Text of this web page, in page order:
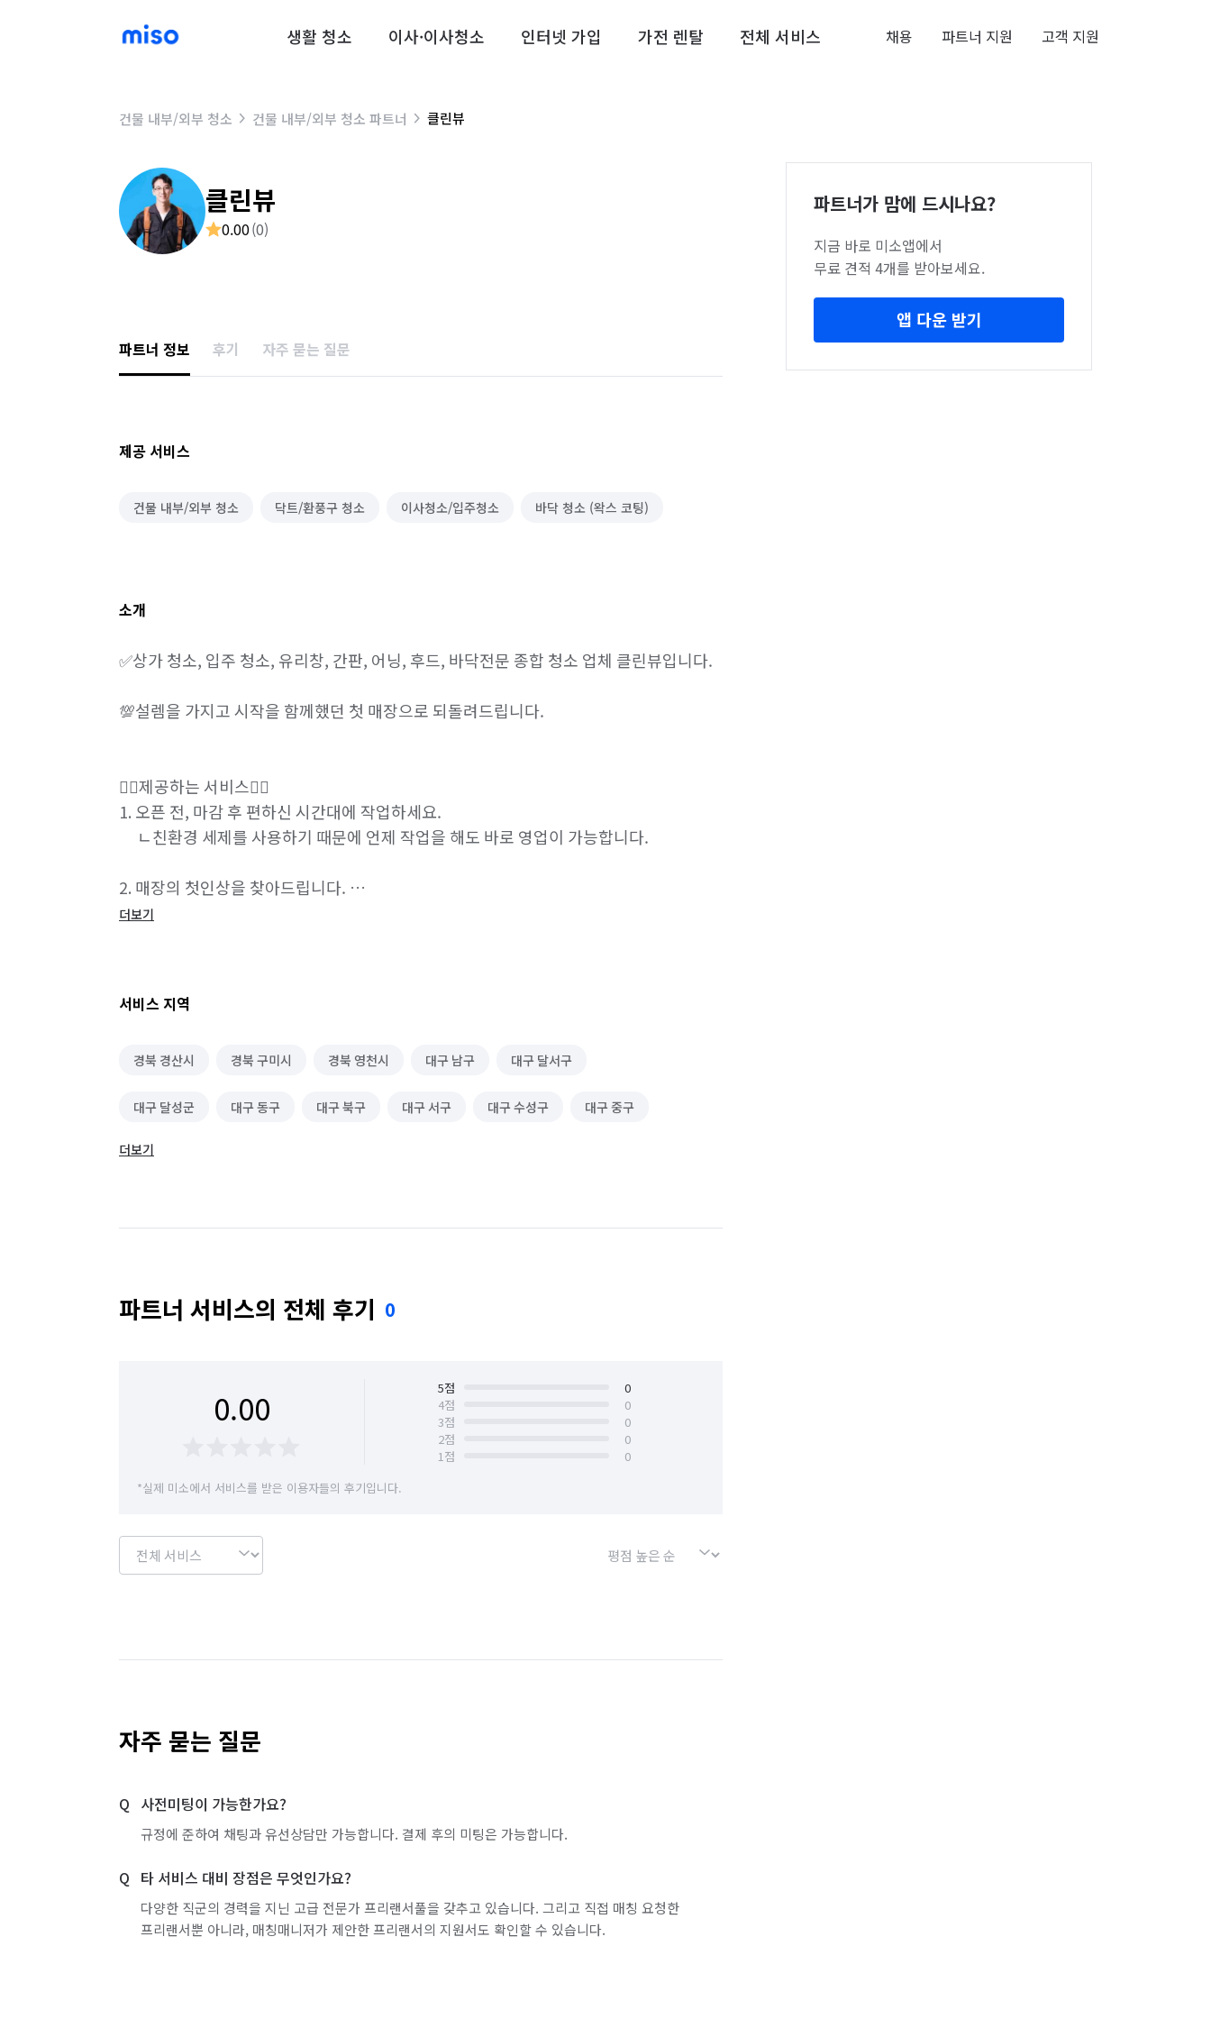
생활 청소 이사·이사청소 인터넷 가입 가전 렌탈 전체 서비스 채용 파트너 지원 고객 지원
건물 내부/외부 청소 건물 내부/외부 청소 파트너 클린뷰
클린뷰
0.00(0)
파트너 정보 후기 자주 묻는 질문
제공 서비스
건물 내부/외부 청소 닥트/환풍구 청소 이사청소/입주청소 바닥 청소 (왁스 코팅)
소개
✅상가 청소, 입주 청소, 유리창, 간판, 어닝, 후드, 바닥전문 종합 청소 업체 클린뷰입니다.
💯설렘을 가지고 시작을 함께했던 첫 매장으로 되돌려드립니다.
❤️‍🔥제공하는 서비스❤️‍🔥
1. 오픈 전, 마감 후 편하신 시간대에 작업하세요.
     ㄴ친환경 세제를 사용하기 때문에 언제 작업을 해도 바로 영업이 가능합니다.
2. 매장의 첫인상을 찾아드립니다.
     ㄴ깔끔해진 유리, 바닥, 간판, 어닝은 입장하는 고객들에게 신규매장과 같은 깔끔한
     ㄴ소상공인 할인 이벤트, 지인과 함께 할인 이벤트, 중대형매장 할인 이벤트 등을 하고
(정확한 할인내용이 궁금하시면 네이버에 “경산 클린뷰”를 검색해주세요.)
❗️클린뷰의 견적약속
1. 항상 정직한 가격
2. 항상 합리적인 가격
더보기
서비스 지역
경북 경산시 경북 구미시 경북 영천시 대구 남구 대구 달서구
대구 달성군 대구 동구 대구 북구 대구 서구 대구 수성구 대구 중구
더보기
파트너 서비스의 전체 후기 0
0.00 5점
0
4점
0
3점
0
2점
0
1점
0
*실제 미소에서 서비스를 받은 이용자들의 후기입니다.
자주 묻는 질문
사전미팅이 가능한가요?
규정에 준하여 채팅과 유선상담만 가능합니다. 결제 후의 미팅은 가능합니다.
타 서비스 대비 장점은 무엇인가요?
다양한 직군의 경력을 지닌 고급 전문가 프리랜서풀을 갖추고 있습니다. 그리고 직접 매칭 요청한
프리랜서뿐 아니라, 매칭매니저가 제안한 프리랜서의 지원서도 확인할 수 있습니다.
파트너가 맘에 드시나요?
지금 바로 미소앱에서
무료 견적 4개를 받아보세요.
앱 다운 받기